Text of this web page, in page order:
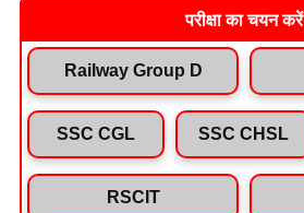
परीक्षा का चयन करें
Railway Group D
SSC CGL SSC CHSL
RSCIT